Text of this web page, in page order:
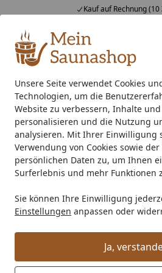
Unsere Seite verwendet Cookies
Technologien, um die
Website zu verbessern, Inhalte
personalisieren und die Nutzung
analysieren. Mit Ihrer Einwilligung
Verwendung von Cookies sowie
persönlichen Daten zu, um Ihnen
Surferlebnis und mehr Funktionen
Sie können Ihre Einwilligung
Einstellungen anpassen oder
Ja,
Kauf auf Rechnung
Alle Produkte
Mein Konto
Suchen
Startseite
Saunaofen Ofenzubehör
Karibu Silikonkabel
Durchmesser 2,5